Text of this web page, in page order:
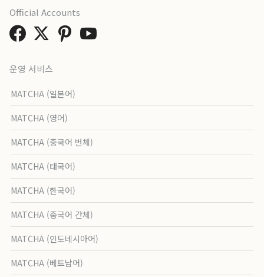
운영 서비스
MATCHA (일본어)
MATCHA (영어)
MATCHA (중국어 번체)
MATCHA (태국어)
MATCHA (한국어)
MATCHA (중국어 간체)
MATCHA (인도네시아어)
MATCHA (베트남어)
Official Accounts